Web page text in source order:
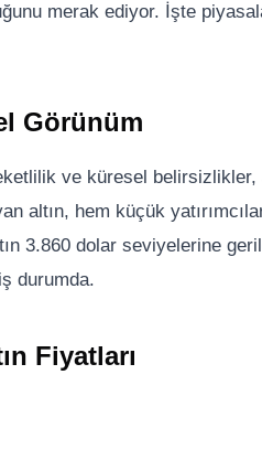
merak ediyor. İşte
Görünüm
ve küresel belirsizlikler,
altın, hem küçük
3.860 dolar seviyelerine
durumda.
Fiyatları